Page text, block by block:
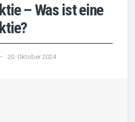
– Was ist eine
20. Oktober 2024